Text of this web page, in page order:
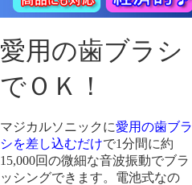
愛用の歯ブラシ
でＯＫ！
マジカルソニックに愛用の歯ブラ
シを差し込むだけで1分間に約
15,000回の微細な音波振動でブラ
ッシングできます。電池式なの